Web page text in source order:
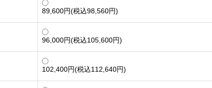
89,600円(税込98,560円)
96,000円(税込105,600円)
102,400円(税込112,640円)